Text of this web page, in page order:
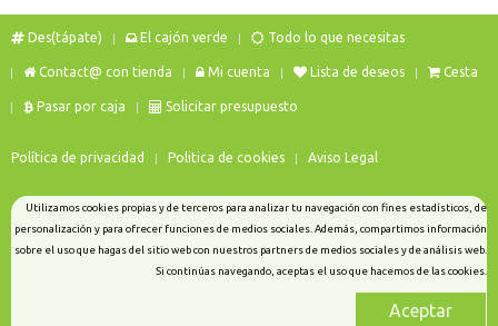
Des(tápate) El cajón verde Todo lo que necesitas
Contact@ con tienda Mi cuenta Lista de deseos Cesta
Pasar por caja Solicitar presupuesto
Política de privacidad Politica de cookies Aviso Legal
Utilizamos cookies propias y de terceros para analizar tu navegación con fines estadísticos, de
personalización y para ofrecer funciones de medios sociales. Además, compartimos información
sobre el uso que hagas del sitio web con nuestros partners de medios sociales y de análisis web.
Si continúas navegando, aceptas el uso que hacemos de las cookies.
Aceptar